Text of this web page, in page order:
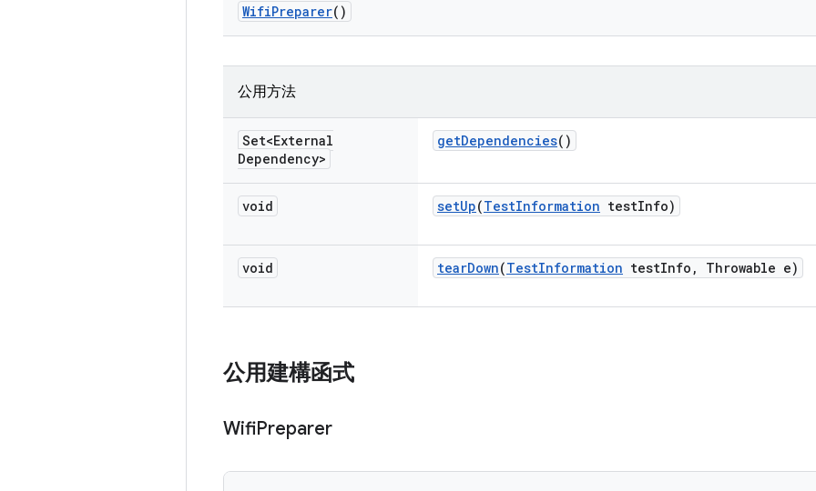
WifiPreparer()
公用方法
Set<External
Dependency>
getDependencies()
void setUp(TestInformation testInfo)
void tearDown(TestInformation testInfo , Throwable e)
公用建構函式
WifiPreparer